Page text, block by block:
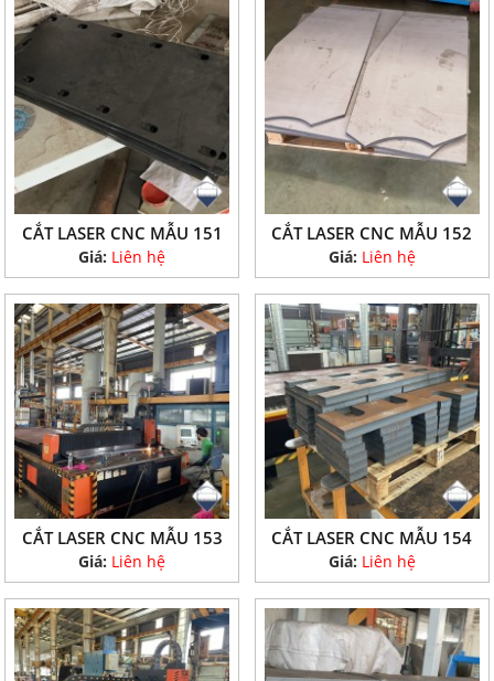
CẮT LASER CNC MẪU 151
Giá: Liên hệ
CẮT LASER CNC MẪU 152
Giá: Liên hệ
CẮT LASER CNC MẪU 153
Giá: Liên hệ
CẮT LASER CNC MẪU 154
Giá: Liên hệ